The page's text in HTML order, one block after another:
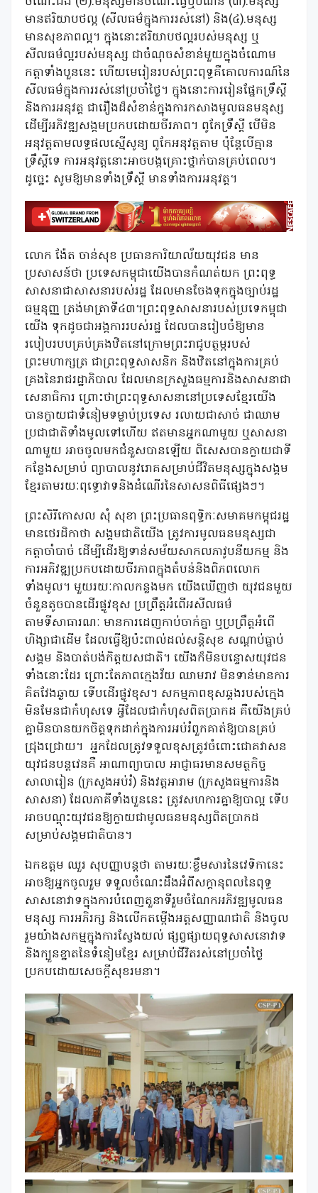
មានឥរិយាបថល្អ (សីលធម៌ក្នុងការរស់នៅ) និង(៤).មនុស្ស
មានសុខភាពល្អ។ ក្នុងនោះឥរិយាបថល្អរបស់មនុស្ស ឬ
សីលធម៌ល្អរបស់មនុស្ស ជាចំណុចសំខាន់មួយក្នុងចំណោម
កត្តាទាំងបួននេះ ហើយមេរៀនរបស់ព្រះពុទ្ធគឺគោលការណ៍នៃ
សីលធម៌ក្នុងការរស់នៅប្រចាំថ្ងៃ។ ក្នុងនោះការរៀនផ្នែកទ្រឹស្តី
និងការអនុវត្ត ជារឿងដ៏សំខាន់ក្នុងការកសាងមូលធនមនុស្ស
ដើម្បីអភិវឌ្ឍសង្គមប្រកបដោយចីរភាព។ ពូកែទ្រឹស្តី បើមិន
អនុវត្តតាមលទ្ធផលស្មើសូន្យ ពូកែអនុវត្តតាម ប៉ុន្តែបើគ្មាន
ទ្រឹស្តីទេ ការអនុវត្តនោះអាចបង្កគ្រោះថ្នាក់បានគ្រប់ពេល។
ដូច្នេះ សូមឱ្យមានទាំងទ្រឹស្តី មានទាំងការអនុវត្ត។
លោក ង៉ែត ចាន់សុខ ប្រធានការិយាល័យយុវជន មាន
ប្រសាសន៍ថា ប្រទេសកម្ពុជាយើងបានកំណត់យក ព្រះពុទ្ធ
សាសនាជាសាសនារបស់រដ្ឋ ដែលមានចែងទុកក្នុងច្បាប់រដ្ឋ
ធម្មនុញ្ញ ត្រង់មាត្រាទី៤៣។ព្រះពុទ្ធសាសនារបស់ប្រទេកម្ពុជា
យើង ទុកដូចជាអង្គការរបស់រដ្ឋ ដែលបានរៀបចំឱ្យមាន
របៀបរបបគ្រប់គ្រងឋិតនៅក្រោមព្រះរាជូបត្ថម្ភរបស់
ព្រះមហាក្សត្រ ជាព្រះពុទ្ធសាសនិក និងឋិតនៅក្នុងការគ្រប់
គ្រងនៃរាជរដ្ឋាភិបាល ដែលមានក្រសួងធម្មការនិងសាសនាជា
សេនាធិការ ព្រោះថាព្រះពុទ្ធសាសនានៅប្រទេសខ្មែរយើង
បានក្លាយជាទំនៀមទម្លាប់ប្រទេស រលាយជាសាច់ ជាឈាម
ប្រជាជាតិទាំងមូលទៅហើយ ឥតមានអ្នកណាមួយ ឬសាសនា
ណាមួយ អាចចូលមកជំនួសបានឡើយ ពិសេសបានក្លាយជាទី
កន្លែងសម្រាប់ ព្យាបាលនូវរោគសម្រាប់ជីវិតមនុស្សក្នុងសង្គម
ខ្មែរតាមរយៈពុទ្ធោវាទនិងដំណើរនៃសាសនពិធីផ្សេងៗ។
ព្រះសិរីកោសល សុំ សុខា ព្រះប្រធានពុទ្ធិកៈសមាគមកម្ពុជរដ្ឋ
មានថេរដិកាថា សង្គមជាតិយើង ត្រូវការមូលធនមនុស្សជា
កត្តាចាំបាច់ ដើម្បីដើរឱ្យទាន់សម័យសាកលភាវូបនីយកម្ម និង
ការអភិវឌ្ឍប្រកបដោយចីរភាពក្នុងតំបន់និងពិភពលោក
ទាំងមូល។ មួយរយៈកាលកន្លងមក យើងឃើញថា យុវជនមួយ
ចំនួនតូចបានដើរផ្លូវខុស ប្រព្រឹត្តអំពើអសីលធម៌
តាមទីសាធារណៈ មានការដេញកាប់ចាក់គ្នា ឬប្រព្រឹត្តអំពើ
ហិង្សាជាដើម ដែលធ្វើឱ្យប៉ះពាល់ដល់សន្តិសុខ សណ្តាប់ធ្នាប់
សង្គម និងបាត់បង់កិត្តយសជាតិ។ យើងក៏មិនបន្ទោសយុវជន
ទាំងនោះដែរ ព្រោះតែភាពក្មេងវ័យ ឈាមរាវ មិនទាន់មានការ
គិតវែងឆ្ងាយ ទើបដើរផ្លូវខុស។ សកម្មភាពខុសឆ្គងរបស់ក្មេង
មិនមែនជាកំហុសទេ អ្វីដែលជាកំហុសពិតប្រាកដ គឺយើងគ្រប់
គ្នាមិនបានយកចិត្តទុកដាក់ក្នុងការអប់រំពួកគាត់ឱ្យបានគ្រប់
ជ្រុងជ្រោយ។ អ្នកដែលត្រូវទទួលខុសត្រូវចំពោះជោគវាសន
យុវជនបន្តវេនគឺ អាណាព្យាបាល អាជ្ញាធរមានសមត្ថកិច្ច
សាលារៀន (ក្រសួងអប់រំ) និងវត្តអារាម (ក្រសួងធម្មការនិង
សាសនា) ដែលភាគីទាំងបួននេះ ត្រូវសហការគ្នាឱ្យបាល្អ ទើប
អាចបណ្តុះយុវជនឱ្យក្លាយជាមូលធនមនុស្សពិតប្រាកដ
សម្រាប់សង្គមជាតិបាន។
ឯកឧត្តម ឈួរ សុបញ្ញាបន្តថា តាមរយៈខ្លឹមសារនៃវេទិកានេះ
អាចឱ្យអ្នកចូលរួម ទទួលចំណេះដឹងអំពីសក្ដានុពលនៃពុទ្ធ
សាសនោវាទក្នុងការបំពេញតួនាទីរួមចំណែកអភិវឌ្ឍមូលធន
មនុស្ស ការអភិរក្ស និងលើកតម្កើងអត្ដសញ្ញាណជាតិ និងចូល
រួមយ៉ាងសកម្មក្នុងការស្វែងយល់ ផ្សព្វផ្សាយពុទ្ធសាសនោវាទ
និងក្បួនខ្នាតនៃទំនៀមខ្មែរ សម្រាប់ជីវិតរស់នៅប្រចាំថ្ងៃ
ប្រកបដោយសេចក្ដីសុខរមនា។